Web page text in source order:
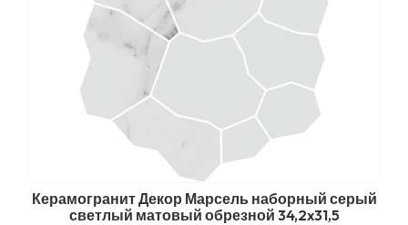
Керамогранит Декор Марсель наборный серый
светлый матовый обрезной 34,2x31,5